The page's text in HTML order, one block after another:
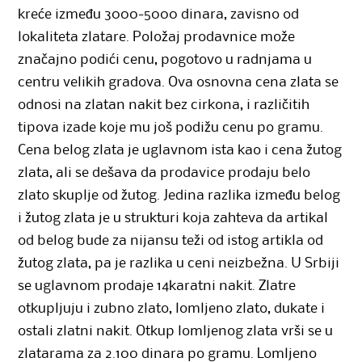
kreće između 3000-5000 dinara, zavisno od
lokaliteta zlatare. Položaj prodavnice može
značajno podići cenu, pogotovo u radnjama u
centru velikih gradova. Ova osnovna cena zlata se
odnosi na zlatan nakit bez cirkona, i različitih
tipova izade koje mu još podižu cenu po gramu.
Cena belog zlata je uglavnom ista kao i cena žutog
zlata, ali se dešava da prodavice prodaju belo
zlato skuplje od žutog. Jedina razlika između belog
i žutog zlata je u strukturi koja zahteva da artikal
od belog bude za nijansu teži od istog artikla od
žutog zlata, pa je razlika u ceni neizbežna. U Srbiji
se uglavnom prodaje 14karatni nakit. Zlatre
otkupljuju i zubno zlato, lomljeno zlato, dukate i
ostali zlatni nakit. Otkup lomljenog zlata vrši se u
zlatarama za 2.100 dinara po gramu. Lomljeno